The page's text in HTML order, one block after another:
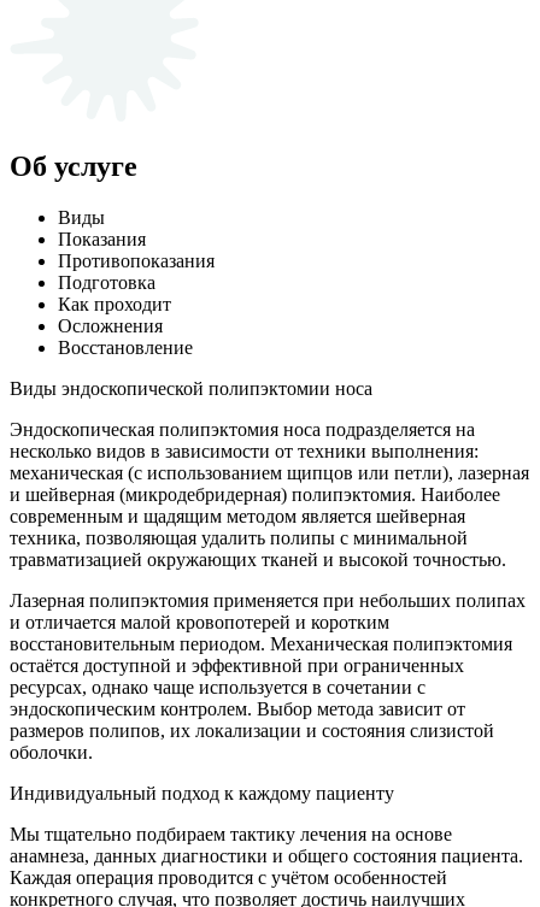
Об услуге
Виды
Показания
Противопоказания
Подготовка
Как проходит
Осложнения
Восстановление
Виды эндоскопической полипэктомии носа
Эндоскопическая полипэктомия носа подразделяется на
несколько видов в зависимости от техники выполнения:
механическая (с использованием щипцов или петли), лазерная
и шейверная (микродебридерная) полипэктомия. Наиболее
современным и щадящим методом является шейверная
техника, позволяющая удалить полипы с минимальной
травматизацией окружающих тканей и высокой точностью.
Лазерная полипэктомия применяется при небольших полипах
и отличается малой кровопотерей и коротким
восстановительным периодом. Механическая полипэктомия
остаётся доступной и эффективной при ограниченных
ресурсах, однако чаще используется в сочетании с
эндоскопическим контролем. Выбор метода зависит от
размеров полипов, их локализации и состояния слизистой
оболочки.
Индивидуальный подход к каждому пациенту
Мы тщательно подбираем тактику лечения на основе
анамнеза, данных диагностики и общего состояния пациента.
Каждая операция проводится с учётом особенностей
конкретного случая, что позволяет достичь наилучших